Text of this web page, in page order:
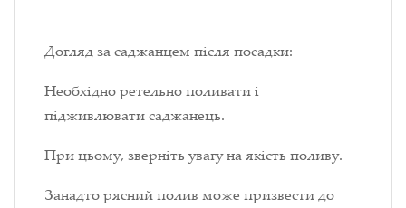
Догляд за саджанцем після посадки:
Необхідно ретельно поливати і
підживлювати саджанець.
При цьому, зверніть увагу на якість поливу.
Занадто рясний полив може призвести до